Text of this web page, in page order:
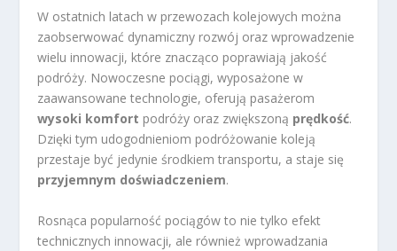
W ostatnich latach w przewozach kolejowych można
zaobserwować dynamiczny rozwój oraz wprowadzenie
wielu innowacji, które znacząco poprawiają jakość
podróży. Nowoczesne pociągi, wyposażone w
zaawansowane technologie, oferują pasażerom
wysoki komfort podróży oraz zwiększoną prędkość.
Dzięki tym udogodnieniom podróżowanie koleją
przestaje być jedynie środkiem transportu, a staje się
przyjemnym doświadczeniem.
Rosnąca popularność pociągów to nie tylko efekt
technicznych innowacji, ale również wprowadzania